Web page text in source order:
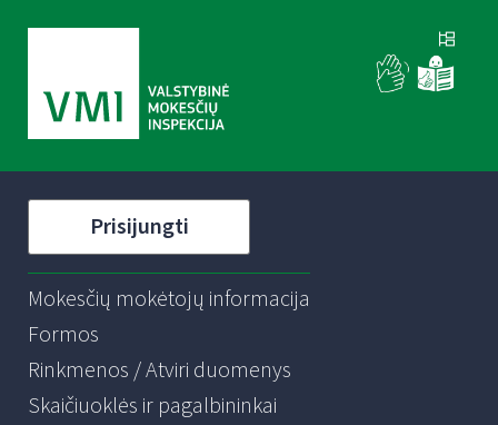
Prisijungti
Mokesčių mokėtojų informacija
Formos
Rinkmenos / Atviri duomenys
Skaičiuoklės ir pagalbininkai